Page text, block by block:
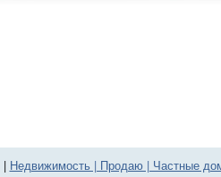
| Недвижимость | Продаю | Частные